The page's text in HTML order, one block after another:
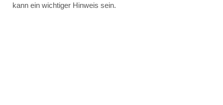
kann ein wichtiger Hinweis sein.